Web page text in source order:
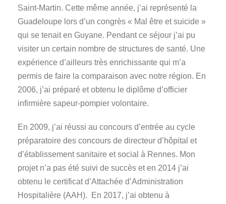
Saint-Martin. Cette même année, j’ai représenté la
Guadeloupe lors d’un congrès « Mal être et suicide »
qui se tenait en Guyane. Pendant ce séjour j’ai pu
visiter un certain nombre de structures de santé. Une
expérience d’ailleurs très enrichissante qui m’a
permis de faire la comparaison avec notre région. En
2006, j’ai préparé et obtenu le diplôme d’officier
infirmière sapeur-pompier volontaire.
En 2009, j’ai réussi au concours d’entrée au cycle
préparatoire des concours de directeur d’hôpital et
d’établissement sanitaire et social à Rennes. Mon
projet n’a pas été suivi de succès et en 2014 j’ai
obtenu le certificat d’Attachée d’Administration
Hospitalière (AAH). En 2017, j’ai obtenu à